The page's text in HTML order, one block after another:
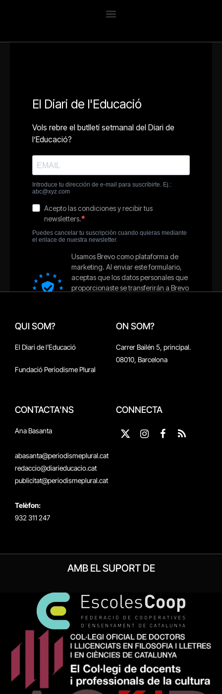
QUI SOM?
El Diari de l'Educació
Fundació Periodisme Plural
ON SOM?
Carrer Bailén 5, principal.
08010, Barcelona
CONTACTA'NS
Ana Basanta
abasanta@periodismeplural.cat
redaccio@diarieducacio.cat
publicitat@periodismeplural.cat
Telèfon:
932 311 247
CONNECTA
X
InstagramFacebook
RSS
AMB EL SUPORT DE